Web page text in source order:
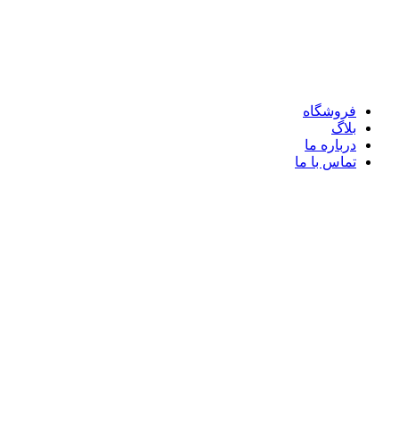
فروشگاه
بلاگ
درباره ما
تماس با ما